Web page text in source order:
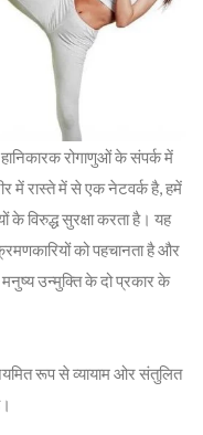
रोगाणुओं के संपर्क में
में रास्ते में से एक नेटवर्क है, हमें
के विरुद्ध सुरक्षा करता है। यह
को पहचानता है और
उन्मुक्ति के दो प्रकार के
रूप से व्यायाम ओर संतुलित